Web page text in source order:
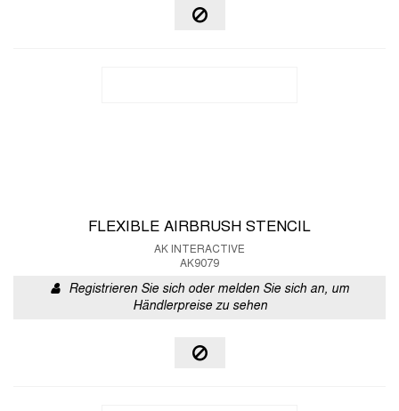
FLEXIBLE AIRBRUSH STENCIL
AK INTERACTIVE
AK9079
Registrieren Sie sich oder melden Sie sich an, um
Händlerpreise zu sehen